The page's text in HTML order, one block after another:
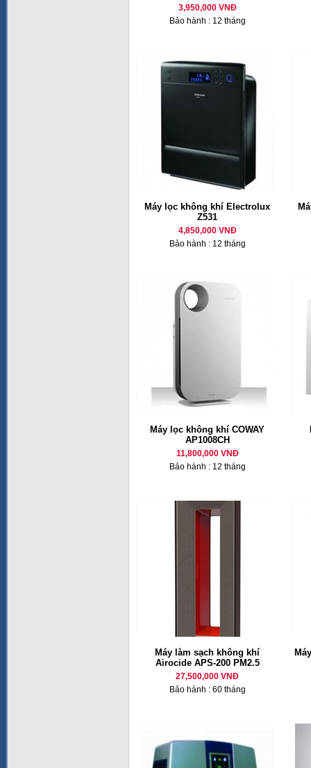
3,950,000 VNĐ
Bảo hành : 12 tháng
Máy lọc không khí Electrolux
Z531
4,850,000 VNĐ
Bảo hành : 12 tháng
Máy lọc không khí COWAY
AP1008CH
11,800,000 VNĐ
Bảo hành : 12 tháng
Máy làm sạch không khí
Airocide APS-200 PM2.5
27,500,000 VNĐ
Bảo hành : 60 tháng